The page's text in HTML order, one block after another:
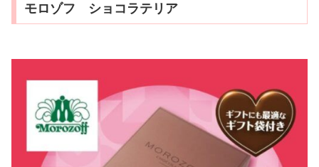
モロゾフ ショコラテリア